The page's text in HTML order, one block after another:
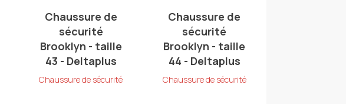
Chaussure de
sécurité
Brooklyn - taille
43 - Deltaplus
Chaussure de sécurité
Chaussure de
sécurité
Brooklyn - taille
44 - Deltaplus
Chaussure de sécurité